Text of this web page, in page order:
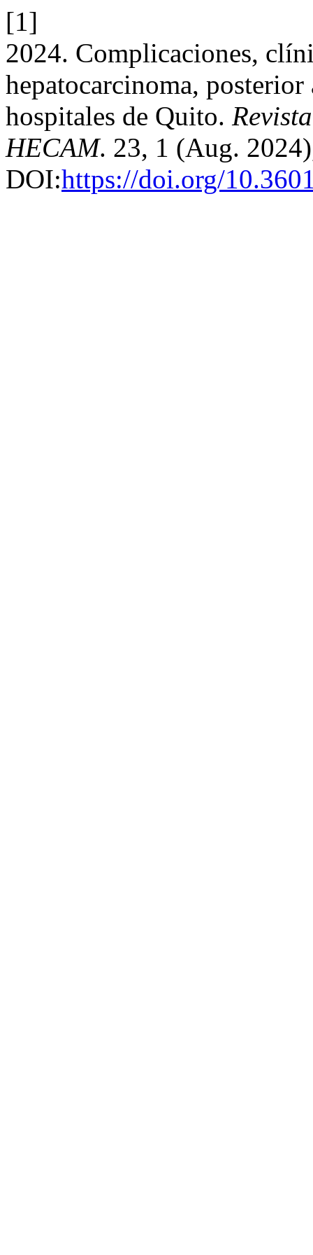
[1]
2024. Complicaciones,
hepatocarcinoma,
hospitales de Quito.
HECAM. 23, 1 (Aug.
DOI:https://doi.org/